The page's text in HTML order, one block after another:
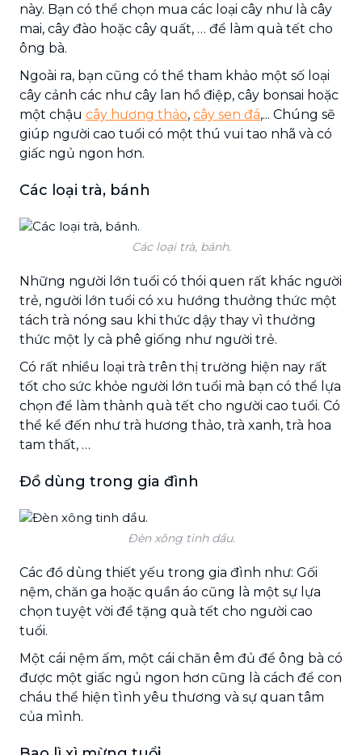
này. Bạn có thể chọn mua các loại cây như là cây
mai, cây đào hoặc cây quất, … để làm quà tết cho
ông bà.
Ngoài ra, bạn cũng có thể tham khảo một số loại
cây cảnh các như cây lan hồ điệp, cây bonsai hoặc
một chậu cây hương thảo, cây sen đá,... Chúng sẽ
giúp người cao tuổi có một thú vui tao nhã và có
giấc ngủ ngon hơn.
Các loại trà, bánh
Các loại trà, bánh.
Những người lớn tuổi có thói quen rất khác người
trẻ, người lớn tuổi có xu hướng thưởng thức một
tách trà nóng sau khi thức dậy thay vì thưởng
thức một ly cà phê giống như người trẻ.
Có rất nhiều loại trà trên thị trường hiện nay rất
tốt cho sức khỏe người lớn tuổi mà bạn có thể lựa
chọn để làm thành quà tết cho người cao tuổi. Có
thể kể đến như trà hương thảo, trà xanh, trà hoa
tam thất, …
Đồ dùng trong gia đình
Đèn xông tinh dầu.
Các đồ dùng thiết yếu trong gia đình như: Gối
nệm, chăn ga hoặc quần áo cũng là một sự lựa
chọn tuyệt vời để tặng quà tết cho người cao
tuổi.
Một cái nệm ấm, một cái chăn êm đủ để ông bà có
được một giấc ngủ ngon hơn cũng là cách để con
cháu thể hiện tình yêu thương và sự quan tâm
của mình.